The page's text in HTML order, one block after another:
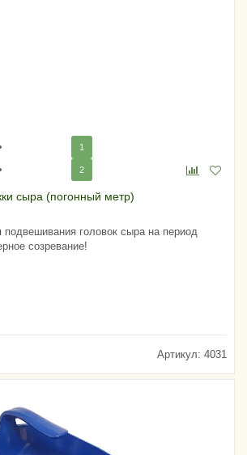
1
2
сыра (погонный метр)
подвешивания головок сыра на период
созревание!
Артикул: 4031